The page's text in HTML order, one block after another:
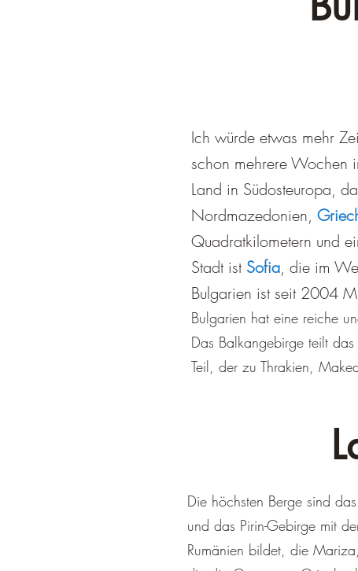
​Ich würde etwas mehr
schon mehrere Wochen
Land in Südosteuropa,
Nordmazedonien,
Quadratkilometern und
Stadt ist Sofia, die im
Bulgarien ist seit 2004
Bulgarien hat eine reiche
Das Balkangebirge teilt
Teil, der zu Thrakien,
Die höchsten Berge sind
und das Pirin-Gebirge mit
Rumänien bildet, die Mariza,